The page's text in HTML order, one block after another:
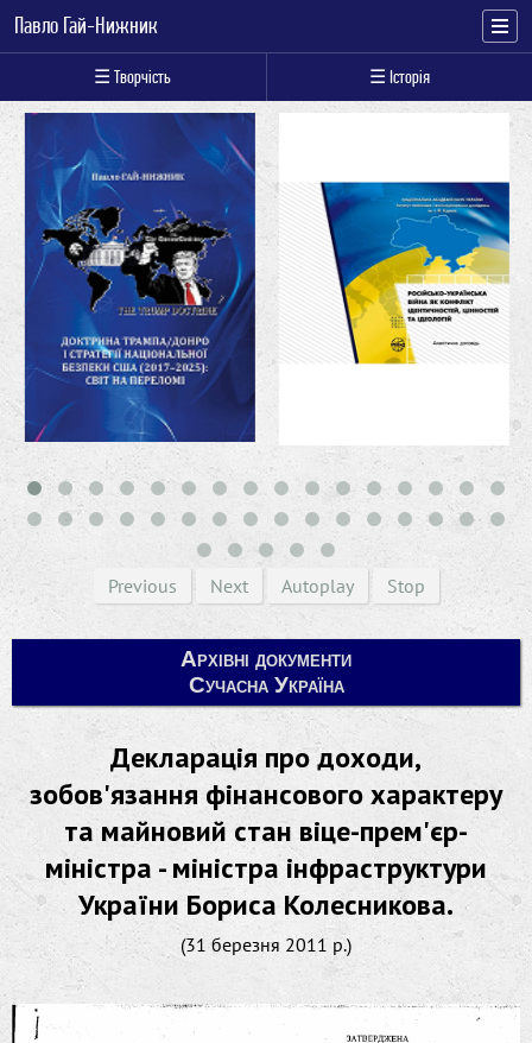
Павло Гай-Нижник
☰ Творчість ☰ Історія
Previous Next Autoplay Stop
Архівні документи
Сучасна Україна
Декларація про доходи,
зобов'язання фінансового характеру
та майновий стан віце-прем'єр-
міністра - міністра інфраструктури
України Бориса Колесникова.
(31 березня 2011 р.)